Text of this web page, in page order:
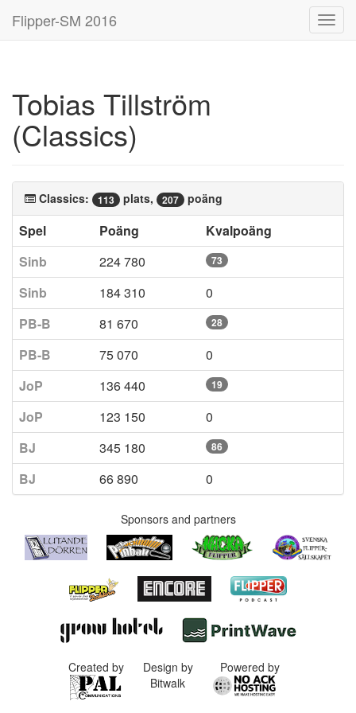
Flipper-SM 2016
Tobias Tillström
(Classics)
Classics: 113 plats, 207 poäng
Spel Poäng
Kvalpoäng
Sinb
224 780 73
Sinb 184 310
0
PB-B
81 670 28
PB-B 75 070
0
JoP
136 440 19
JoP 123 150
0
BJ
345 180 86
BJ 66 890 0
Sponsors and partners
Created by
Design by
Bitwalk
Powered by